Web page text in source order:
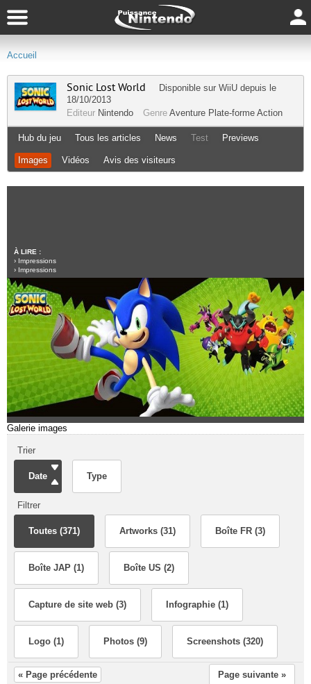
Accueil
Sonic Lost World Disponible sur WiiU depuis le
18/10/2013
Editeur Nintendo Genre Aventure Plate-forme Action
Hub du jeu Tous les articles News Test Previews
Images Vidéos Avis des visiteurs
À LIRE :
› Impressions
› Impressions
Galerie images
Trier
Date Type
Filtrer
Toutes (371) Artworks (31) Boîte FR (3)
Boîte JAP (1) Boîte US (2)
Capture de site web (3) Infographie (1)
Logo (1) Photos (9) Screenshots (320)
« Page précédente Page suivante »